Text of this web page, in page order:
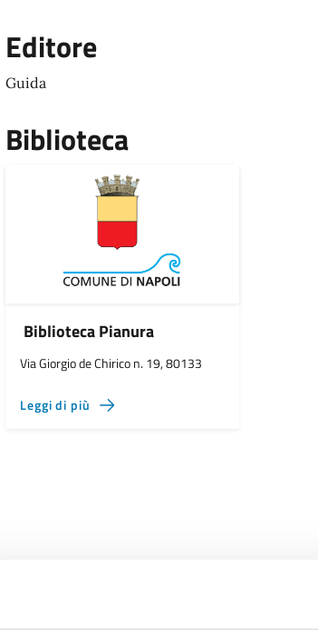
Editore
Guida
Biblioteca
Biblioteca Pianura
Via Giorgio de Chirico n. 19, 80133
Leggi di più